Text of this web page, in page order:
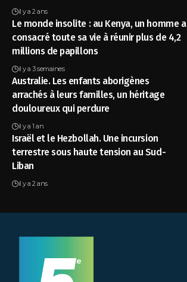
il y a 2 ans
Le monde insolite : au Kenya, un homme a
consacré toute sa vie à réunir plus de 4,2
millions de papillons
il y a 3 semaines
Australie. Les enfants aborigènes
arrachés à leurs familles, un héritage
douloureux qui perdure
il y a 1 an
Israël et le Hezbollah. Une incursion
terrestre sous haute tension au Sud-
Liban
il y a 2 ans